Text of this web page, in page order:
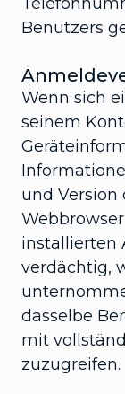
Benutzers
Wenn sich
seinem
und Version
installierten
verdächtig,
dasselbe
mit
zuzugreifen.